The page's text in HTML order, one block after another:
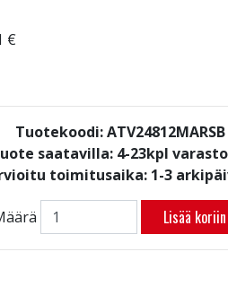
€
Tuotekoodi: ATV24812MARSB
saatavilla: 4-23kpl
toimitusaika: 1-3
Lisää koriin